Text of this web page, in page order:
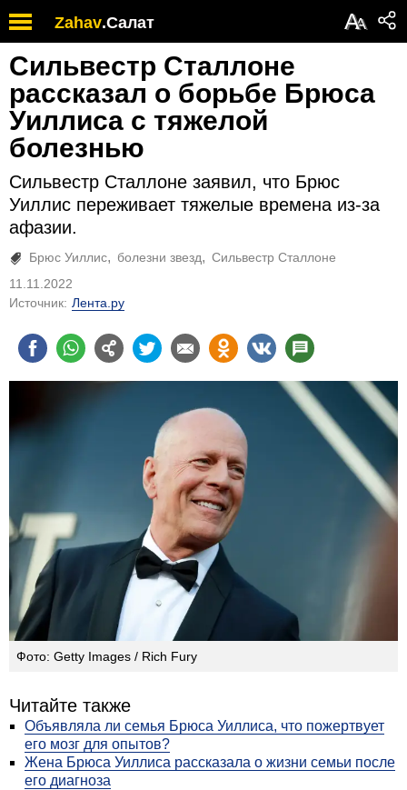
Zahav.Салат АА
Сильвестр Сталлоне
рассказал о борьбе Брюса
Уиллиса с тяжелой
болезнью
Сильвестр Сталлоне заявил, что Брюс
Уиллис переживает тяжелые времена из-за
афазии.
Брюс Уиллис болезни звезд
Сильвестр Сталлоне
11.11.2022
Источник: Лента.ру
Фото: Getty Images / Rich Fury
Читайте также
Объявляла ли семья Брюса Уиллиса, что пожертвует
его мозг для опытов?
Жена Брюса Уиллиса рассказала о жизни семьи после
его диагноза